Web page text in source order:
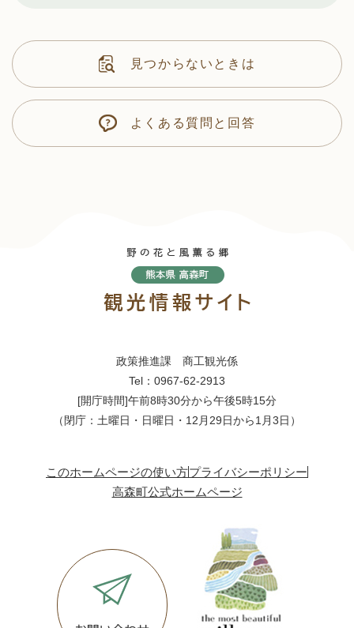
見つからないときは
よくある質問と回答
政策推進課 商工観光係
Tel：0967-62-2913
[開庁時間]午前8時30分から午後5時15分
（閉庁：土曜日・日曜日・12月29日から1月3日）
このホームページの使い方プライバシーポリシー
高森町公式ホームページ